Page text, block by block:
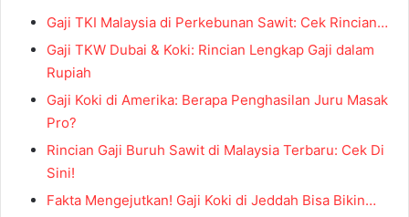
Gaji TKI Malaysia di Perkebunan Sawit: Cek Rincian…
Gaji TKW Dubai & Koki: Rincian Lengkap Gaji dalam
Rupiah
Gaji Koki di Amerika: Berapa Penghasilan Juru Masak
Pro?
Rincian Gaji Buruh Sawit di Malaysia Terbaru: Cek Di
Sini!
Fakta Mengejutkan! Gaji Koki di Jeddah Bisa Bikin…